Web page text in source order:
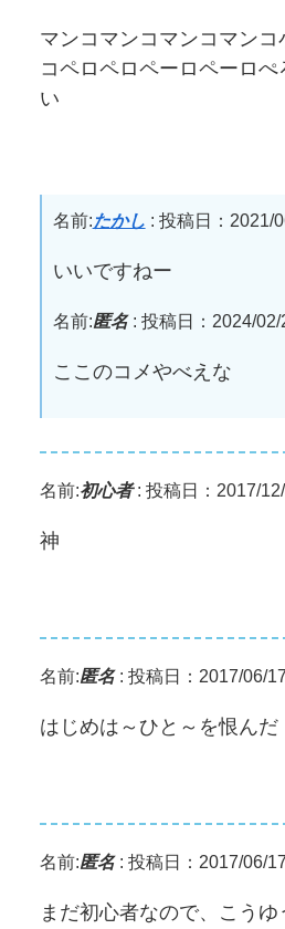
マンコマンコマンコマン
コペロペロペーロペーロ
い
名前:たかし : 投稿日：2021/
いいですねー
名前:匿名: 投稿日：2024/
ここのコメやべえな
名前:初心者: 投稿日：2017/
神
名前:匿名: 投稿日：2017/06/
はじめは～ひと～を恨んだ
名前:匿名: 投稿日：2017/06/
まだ初心者なので、こう